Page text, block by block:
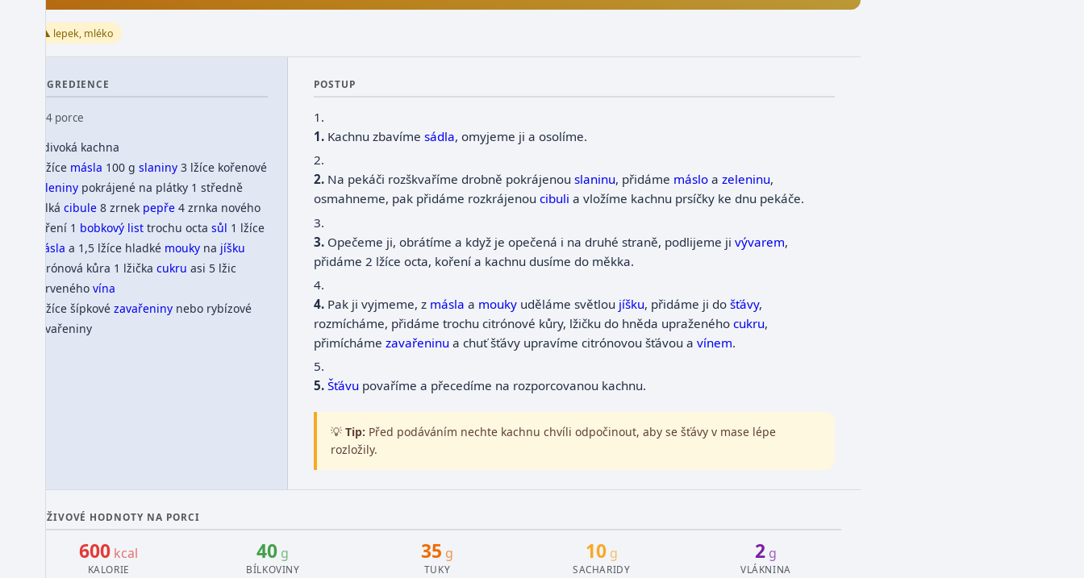
⚠️ lepek, mléko
INGREDIENCE
👥 4 porce
1 divoká kachna
1 lžíce másla 100 g slaniny3 lžíce kořenové
zeleninypokrájené na plátky 1 středně
velká cibule8 zrnek pepře4 zrnka nového
koření 1 bobkový listtrochu octa sůl 1 lžíce
másla a 1,5 lžíce hladké moukyna jíšku
citrónová kůra 1 lžička cukru asi 5 lžic
červeného vína
1 lžíce šípkové zavařeninynebo rybízové
zavařeniny
POSTUP
1.
Kachnu zbavíme sádla, omyjeme ji a osolíme.
2.
Na pekáči rozškvaříme drobně pokrájenou slaninu, přidáme másloa zeleninu,
osmahneme, pak přidáme rozkrájenou cibuli a vložíme kachnu prsíčky ke dnu pekáče.
3.
Opečeme ji, obrátíme a když je opečená i na druhé straně, podlijeme ji vývarem,
přidáme 2 lžíce octa, koření a kachnu dusíme do měkka.
4.
Pak ji vyjmeme, z másla a moukyuděláme světlou jíšku, přidáme ji do šťávy,
rozmícháme, přidáme trochu citrónové kůry, lžičku do hněda upraženého cukru,
přimícháme zavařeninu a chuť šťávy upravíme citrónovou šťávou a vínem.
5.
Šťávu povaříme a přecedíme na rozporcovanou kachnu.
💡Tip: Před podáváním nechte kachnu chvíli odpočinout, aby se šťávy v mase lépe
rozložily.
VÝŽIVOVÉ HODNOTY NA PORCI
600 kcal
KALORIE
40 g
BÍLKOVINY
35 g
TUKY
10g
SACHARIDY
2g
VLÁKNINA